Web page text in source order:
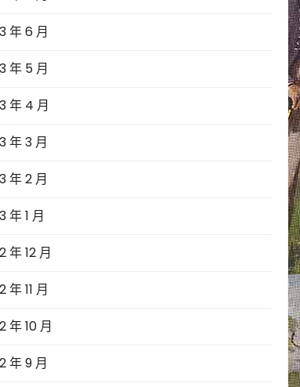
年 6 月
年 5 月
年 4 月
年 3 月
年 2 月
年 1 月
年 12 月
年 11 月
年 10 月
年 9 月